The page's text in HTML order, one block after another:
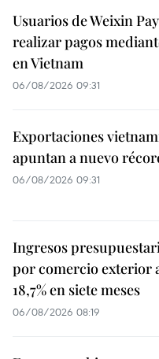
Usuarios de Weixin
realizar pagos
en Vietnam
06/08/2026 09:31
Exportaciones
apuntan a nuevo
06/08/2026 09:31
Ingresos
por comercio exterior
18,7% en siete meses
06/08/2026 08:19